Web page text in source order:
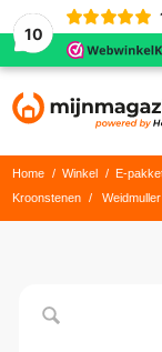
10
Home / Winkel / E-
Kroonstenen
/